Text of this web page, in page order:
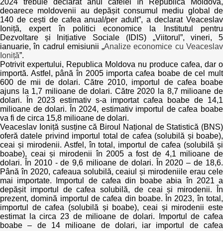
2024 trebuie declarat anul cafelei în Republica Moldova,
deoarece moldovenii au depășit consumul mediu global de
140 de cești de cafea anual/per adult”, a declarat Veaceslav
Ioniță, expert în politici economice la Institutul pentru
Dezvoltare și Inițiative Sociale (IDIS) „Viitorul”, vineri, 5
ianuarie, în cadrul emisiunii „Analize economice cu Veaceslav
Ioniță”.
Potrivit expertului, Republica Moldova nu produce cafea, dar o
importă. Astfel, până în 2005 importa cafea boabe de cel mult
600 de mii de dolari. Către 2010, importul de cafea boabe
ajuns la 1,7 milioane de dolari. Către 2020 la 8,7 milioane de
dolari. În 2023 estimativ s-a importat cafea boabe de 14,1
milioane de dolari. În 2024, estimativ importul de cafea boabe
va fi de circa 15,8 milioane de dolari.
Veaceslav Ioniță susține că Biroul Național de Statistică (BNS)
oferă datele privind importul total de cafea (solubilă și boabe),
ceai și mirodenii. Astfel, în total, importul de cafea (solubilă și
boabe), ceai și mirodenii în 2005 a fost de 4,1 milioane de
dolari. În 2010 - de 9,6 milioane de dolari. În 2020 – de 18,6.
Până în 2020, cafeaua solubilă, ceaiul și mirodeniile erau cele
mai importate. Importul de cafea din boabe abia în 2021 a
depășit importul de cafea solubilă, de ceai și mirodenii. În
prezent, domină importul de cafea din boabe. În 2023, în total,
importul de cafea (solubilă și boabe), ceai și mirodenii este
estimat la circa 23 de milioane de dolari. Importul de cafea
boabe – de 14 milioane de dolari, iar importul de cafea